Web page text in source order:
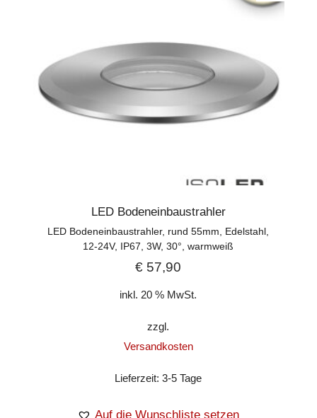
LED Bodeneinbaustrahler
LED Bodeneinbaustrahler, rund 55mm, Edelstahl,
12-24V, IP67, 3W, 30°, warmweiß
€ 57,90
inkl. 20 % MwSt.
zzgl.
Versandkosten
Lieferzeit:3-5 Tage
Auf die Wunschliste setzen